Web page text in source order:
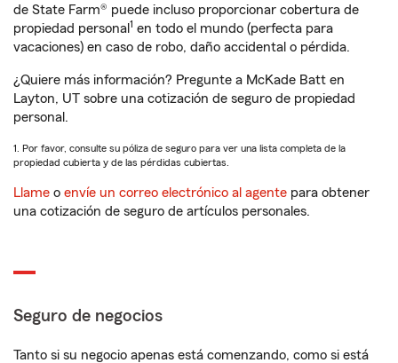
de State Farm® puede incluso proporcionar cobertura de
propiedad personal 1 en todo el mundo (perfecta para
vacaciones) en caso de robo, daño accidental o pérdida.
¿Quiere más información? Pregunte a McKade Batt en
Layton, UT sobre una cotización de seguro de propiedad
personal.
1. Por favor, consulte su póliza de seguro para ver una lista completa de la
propiedad cubierta y de las pérdidas cubiertas.
Llame o envíe un correo electrónico al agente para obtener
una cotización de seguro de artículos personales.
Seguro de negocios
Tanto si su negocio apenas está comenzando, como si está